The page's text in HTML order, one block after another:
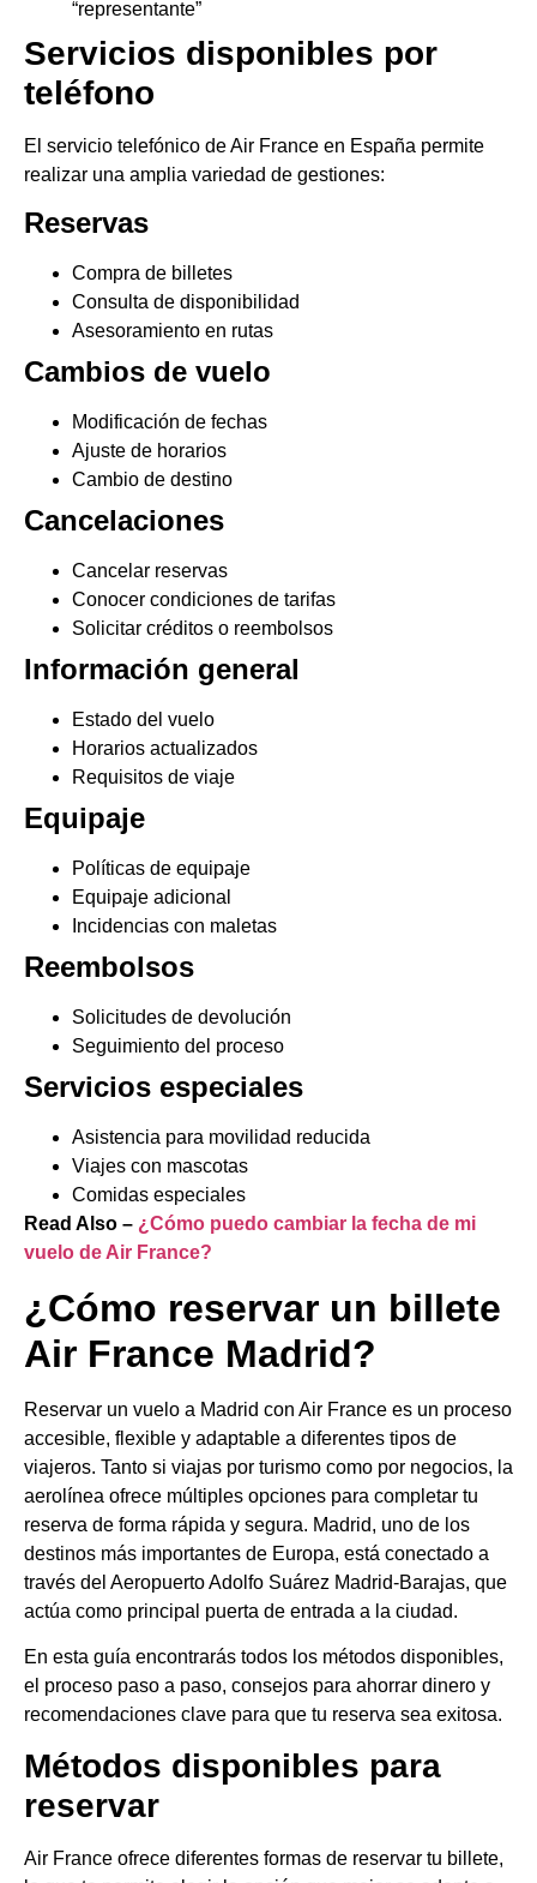
“representante”
Servicios disponibles por
teléfono
El servicio telefónico de Air France en España permite
realizar una amplia variedad de gestiones:
Reservas
Compra de billetes
Consulta de disponibilidad
Asesoramiento en rutas
Cambios de vuelo
Modificación de fechas
Ajuste de horarios
Cambio de destino
Cancelaciones
Cancelar reservas
Conocer condiciones de tarifas
Solicitar créditos o reembolsos
Información general
Estado del vuelo
Horarios actualizados
Requisitos de viaje
Equipaje
Políticas de equipaje
Equipaje adicional
Incidencias con maletas
Reembolsos
Solicitudes de devolución
Seguimiento del proceso
Servicios especiales
Asistencia para movilidad reducida
Viajes con mascotas
Comidas especiales
Read Also – ¿Cómo puedo cambiar la fecha de mi
vuelo de Air France?
¿Cómo reservar un billete
Air France Madrid?
Reservar un vuelo a Madrid con Air France es un proceso
accesible, flexible y adaptable a diferentes tipos de
viajeros. Tanto si viajas por turismo como por negocios, la
aerolínea ofrece múltiples opciones para completar tu
reserva de forma rápida y segura. Madrid, uno de los
destinos más importantes de Europa, está conectado a
través del Aeropuerto Adolfo Suárez Madrid-Barajas, que
actúa como principal puerta de entrada a la ciudad.
En esta guía encontrarás todos los métodos disponibles,
el proceso paso a paso, consejos para ahorrar dinero y
recomendaciones clave para que tu reserva sea exitosa.
Métodos disponibles para
reservar
Air France ofrece diferentes formas de reservar tu billete,